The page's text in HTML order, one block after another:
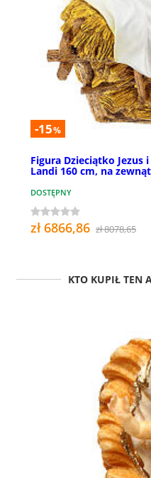
-15%
Figura Dzieciątko Jezus
Landi 160 cm, na
DOSTĘPNY
zł 6866,86 zł 8078,65
KTO KUPIŁ TEN